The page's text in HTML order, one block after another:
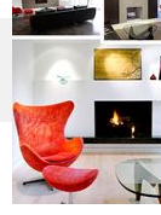
©2026 -